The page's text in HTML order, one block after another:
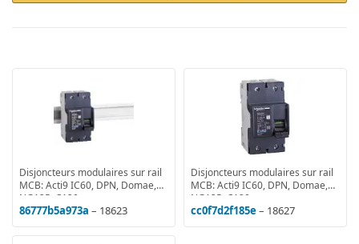
Disjoncteurs modulaires sur rail
MCB: Acti9 IC60, DPN, Domae,
NG125, C120
86777b5a973a – 18623
Disjoncteurs modulaires sur rail
MCB: Acti9 IC60, DPN, Domae,
NG125, C120
cc0f7d2f185e– 18627